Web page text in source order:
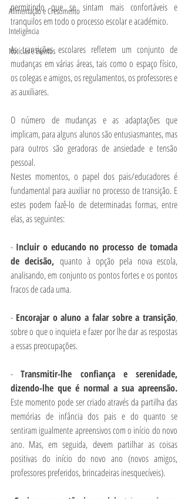
Alimentação e Crescimento
Inteligência
Notícias e Eventos
permitindo que se sintam mais confortáveis e
tranquilos em todo o processo escolar e académico.
As transições escolares refletem um conjunto de
mudanças em várias áreas, tais como o espaço físico,
os colegas e amigos, os regulamentos, os professores e
as auxiliares.
O número de mudanças e as adaptações que
implicam, para alguns alunos são entusiasmantes, mas
para outros são geradoras de ansiedade e tensão
pessoal.
Nestes momentos, o papel dos pais/educadores é
fundamental para auxiliar no processo de transição. E
estes podem fazê-lo de determinadas formas, entre
elas, as seguintes:
- Incluir o educando no processo de tomada
de decisão, quanto à opção pela nova escola,
analisando, em conjunto os pontos fortes e os pontos
fracos de cada uma.
- Encorajar o aluno a falar sobre a transição,
sobre o que o inquieta e fazer por lhe dar as respostas
a essas preocupações.
- Transmitir-lhe confiança e serenidade,
Este momento pode ser criado através da partilha das
memórias de infância dos pais e do quanto se
sentiram igualmente apreensivos com o início do novo
ano. Mas, em seguida, devem partilhar as coisas
positivas do início do novo ano (novos amigos,
professores preferidos, brincadeiras inesquecíveis).